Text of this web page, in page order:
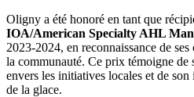
Oligny a été honoré en tant que
IOA/American Specialty AHL
2023-2024, en reconnaissance de
la communauté. Ce prix témoigne de
envers les initiatives locales et de
de la glace.